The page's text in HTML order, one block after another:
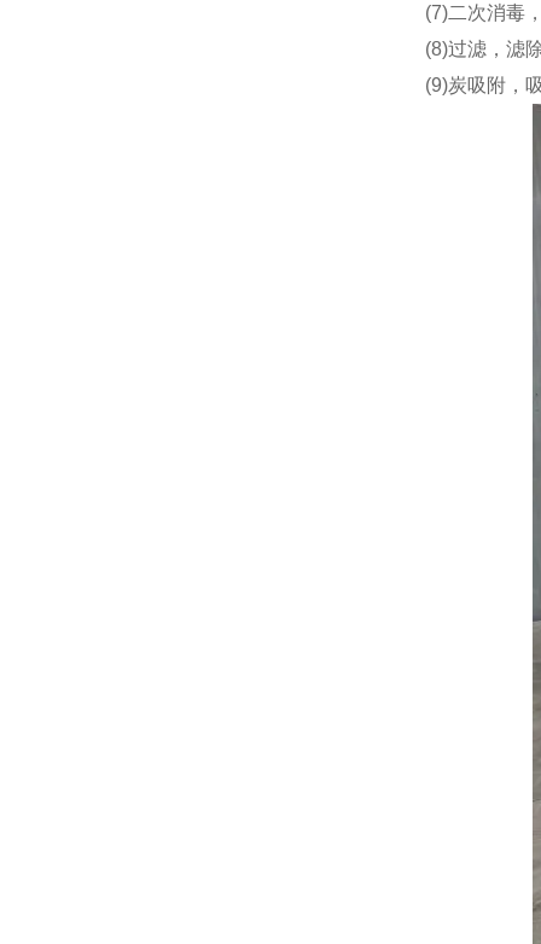
(7)二次消毒
(8)过滤，滤
(9)炭吸附，